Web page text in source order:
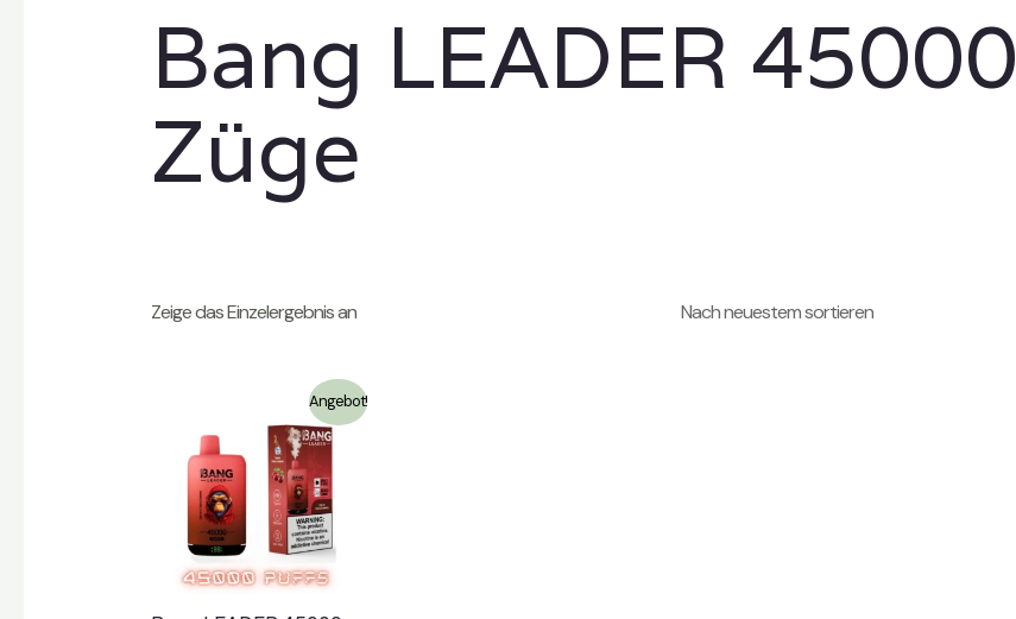
Bang LEADER 45000
Züge
Zeige das Einzelergebnis an
Angebot!